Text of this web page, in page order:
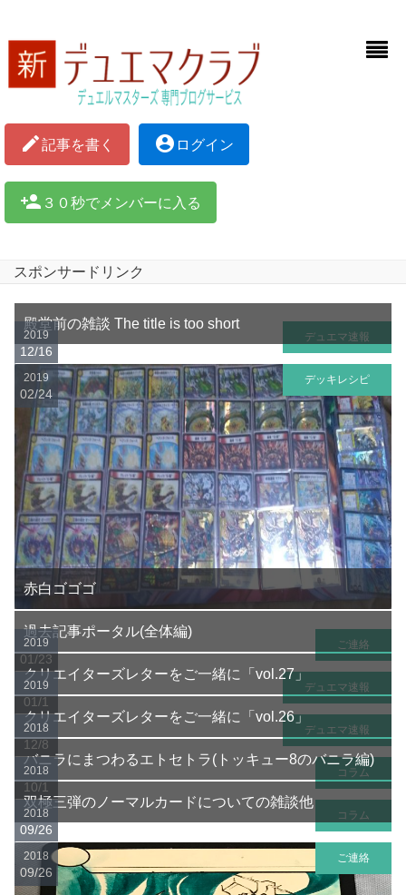
mode_edit記事を書く account_circle ログイン
person_add ３０秒でメンバーに入る
スポンサードリンク
デュエマ速報
殿堂前の雑談 The title is too short
2019
12/16
デッキレシピ
赤白ゴゴゴ
2019
02/24
ご連絡
過去記事ポータル(全体編)
2019
01/23
デュエマ速報
クリエイターズレターをご一緒に「vol.27」
2019
01/1
デュエマ速報
クリエイターズレターをご一緒に「vol.26」
2018
12/8
コラム
バニラにまつわるエトセトラ(トッキュー8のバニラ編)
2018
10/1
コラム
双極三弾のノーマルカードについての雑談他
2018
09/26
ご連絡
2018
09/26